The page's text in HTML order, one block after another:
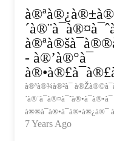
- à®’à®°à¯
à®ªà®¾à®²à¯
7 Years Ago